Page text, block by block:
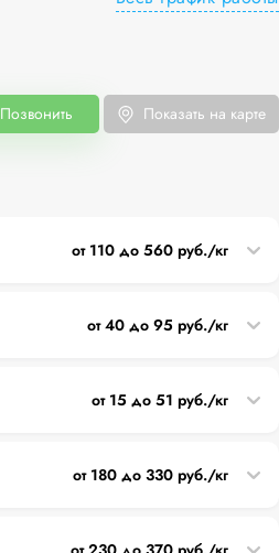
Позвонить Показать на карте
от 110 до 560 руб./кг
от 40 до 95 руб./кг
от 15 до 51 руб./кг
от 180 до 330 руб./кг